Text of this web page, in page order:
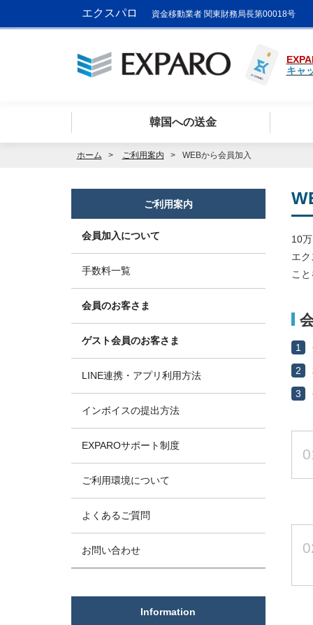
エクスパロ 資金移動業者 関東財務局長第00018号
キャ
韓国への送金
ホーム ご利用案内 WEBから会員加入
10
エ
こ
1
2
3
ご利用案内
会員加入について
手数料一覧
会員のお客さま
ゲスト会員のお客さま
LINE連携・アプリ利用方法
インボイスの提出方法
EXPAROサポート制度
ご利用環境について
よくあるご質問
お問い合わせ
Information